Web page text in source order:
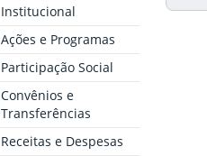
Institucional
Ações e Programas
Participação Social
Convênios e
Transferências
Receitas e Despesas